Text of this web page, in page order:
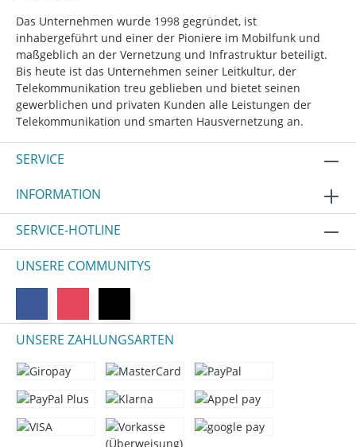
Das Unternehmen wurde 1998 gegründet, ist
inhabergeführt und einer der Pioniere im Mobilfunk und
maßgeblich an der Vernetzung und Infrastruktur beteiligt.
Bis heute ist das Unternehmen seiner Leitkultur, der
Telekommunikation treu geblieben und bietet seinen
gewerblichen und privaten Kunden alle Leistungen der
Telekommunikation und smarten Hausvernetzung an.
SERVICE
INFORMATION
SERVICE-HOTLINE
UNSERE COMMUNITYS
UNSERE ZAHLUNGSARTEN